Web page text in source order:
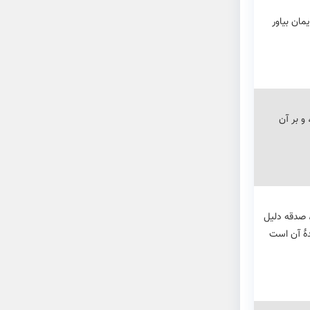
بیاور
و بر آن
صدقه دلیل
آن است